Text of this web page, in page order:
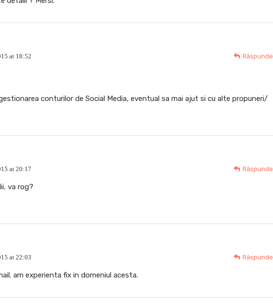
at 18:52 Răspunde
conturilor de Social Media, eventual sa mai ajut si cu alte propuneri/
at 20:17 Răspunde
va rog?
at 22:03 Răspunde
am experienta fix in domeniul acesta.